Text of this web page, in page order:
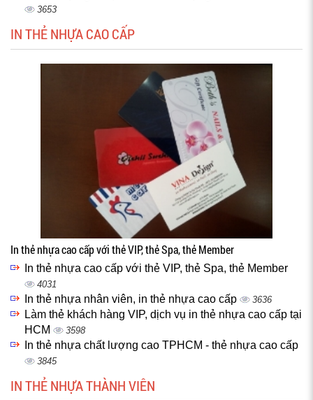
3653
IN THẺ NHỰA CAO CẤP
In thẻ nhựa cao cấp với thẻ VIP, thẻ Spa, thẻ Member
In thẻ nhựa cao cấp với thẻ VIP, thẻ Spa, thẻ Member
4031
In thẻ nhựa nhân viên, in thẻ nhựa cao cấp 3636
Làm thẻ khách hàng VIP, dịch vụ in thẻ nhựa cao cấp tại
HCM
3598
In thẻ nhựa chất lượng cao TPHCM - thẻ nhựa cao cấp
3845
IN THẺ NHỰA THÀNH VIÊN